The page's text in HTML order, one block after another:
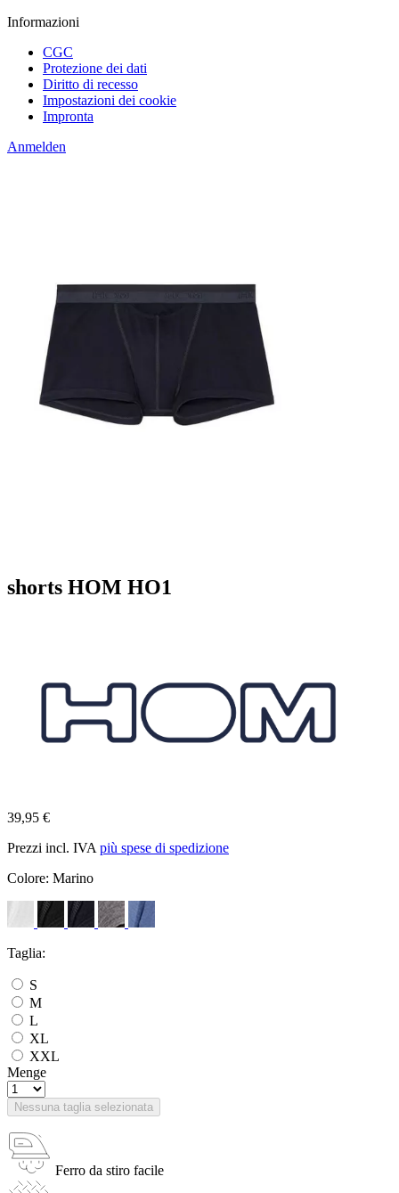
Informazioni
CGC
Protezione dei dati
Diritto di recesso
Impostazioni dei cookie
Impronta
Anmelden
shorts HOM HO1
39,95 €
Prezzi incl. IVA più spese di spedizione
Colore: Marino
Taglia:
S
M
L
XL
XXL
Menge
Nessuna taglia selezionata
Ferro da stiro facile